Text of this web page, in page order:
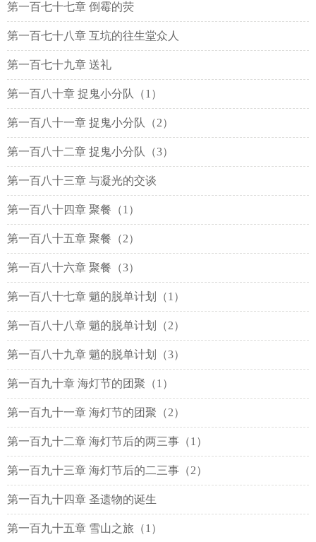
第一百七十七章 倒霉的荧
第一百七十八章 互坑的往生堂众人
第一百七十九章 送礼
第一百八十章 捉鬼小分队（1）
第一百八十一章 捉鬼小分队（2）
第一百八十二章 捉鬼小分队（3）
第一百八十三章 与凝光的交谈
第一百八十四章 聚餐（1）
第一百八十五章 聚餐（2）
第一百八十六章 聚餐（3）
第一百八十七章 魈的脱单计划（1）
第一百八十八章 魈的脱单计划（2）
第一百八十九章 魈的脱单计划（3）
第一百九十章 海灯节的团聚（1）
第一百九十一章 海灯节的团聚（2）
第一百九十二章 海灯节后的两三事（1）
第一百九十三章 海灯节后的二三事（2）
第一百九十四章 圣遗物的诞生
第一百九十五章 雪山之旅（1）